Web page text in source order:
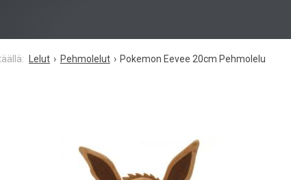
Lelut Pehmolelut Pokemon Eevee 20cm Pehmolelu